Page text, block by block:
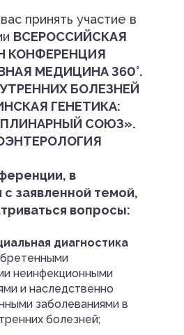
принять участие в
ВСЕРОССИЙСКАЯ
КОНФЕРЕНЦИЯ
МЕДИЦИНА 360°.
БОЛЕЗНЕЙ
ГЕНЕТИКА:
СОЮЗ».
в
с заявленной темой,
вопросы:
диагностика
неинфекционными
и наследственно
заболеваниями в
болезней;